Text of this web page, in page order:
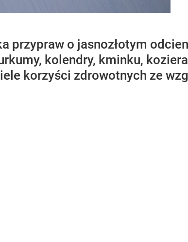
przypraw o jasnozłotym
kolendry, kminku,
korzyści zdrowotnych ze